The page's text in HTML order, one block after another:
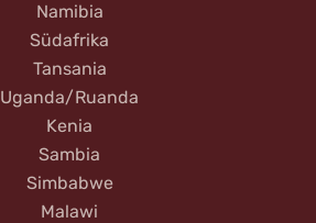
Namibia
Südafrika
Tansania
Uganda/Ruanda
Kenia
Sambia
Simbabwe
Malawi